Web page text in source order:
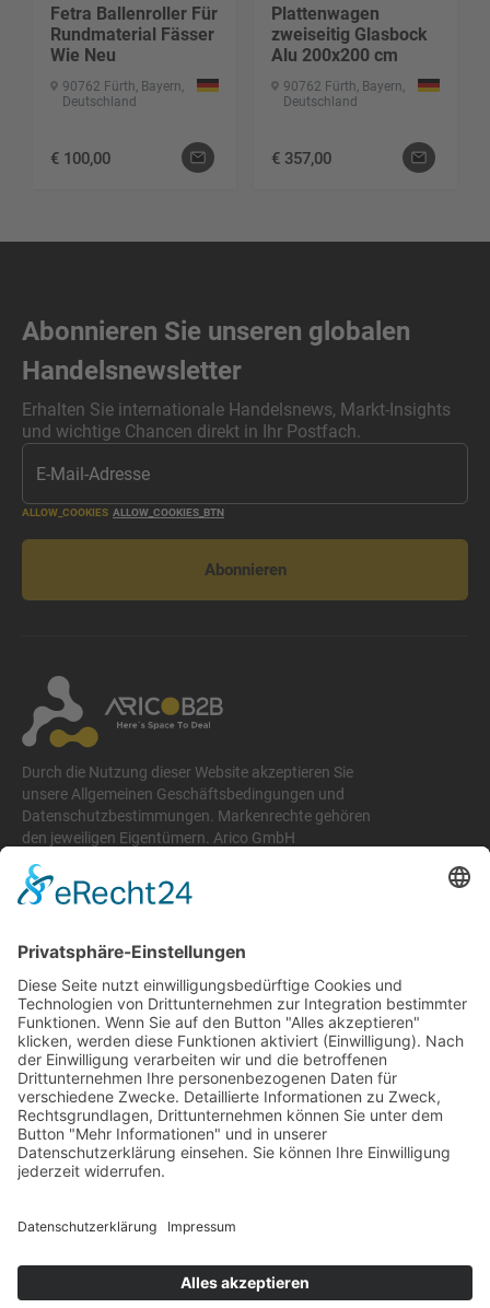
Fetra Ballenroller Für
Rundmaterial Fässer
Wie Neu
90762 Fürth, Bayern,
Deutschland
€ 100,00
Plattenwagen
zweiseitig Glasbock
Alu 200x200 cm
90762 Fürth, Bayern,
Deutschland
€ 357,00
Abonnieren Sie unseren globalen
Handelsnewsletter
Erhalten Sie internationale Handelsnews, Markt-Insights
und wichtige Chancen direkt in Ihr Postfach.
ALLOW_COOKIES ALLOW_COOKIES_BTN
Abonnieren
Durch die Nutzung dieser Website akzeptieren Sie
unsere Allgemeinen Geschäftsbedingungen und
Datenschutzbestimmungen. Markenrechte gehören
den jeweiligen Eigentümern. Arico GmbH
übernimmt keine Haftung für Inhalte verlinkter
externer Websites.
Rechtliches
Impressum
Datenschutzerklärung
AGB
Rückgabe- und Erstattungsrichtlinie
Support
+49 6074 628 011
Häufig gestellte Fragen